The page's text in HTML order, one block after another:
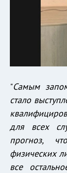
"Самым
стало
для всех
прогноз,
физических
все